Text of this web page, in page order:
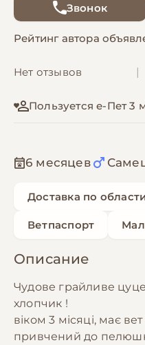
Звонок
Рейтинг автора
Нет отзывов
Пользуется е-Пет 3
6 месяцев
Доставка по
Ветпаспорт
Описание
Чудове грайливе
хлопчик !
віком 3 місяці, має
привчений до